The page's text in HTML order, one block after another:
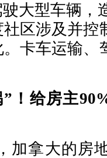
大型车辆，
区涉及并控
卡车运输、
！给房主
加拿大的房